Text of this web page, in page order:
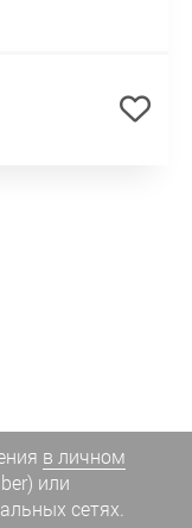
в личном
или
сетях.